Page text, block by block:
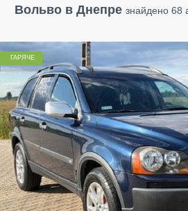
Вольво в Днепре знайдено 68
ГАРЯЧЕ